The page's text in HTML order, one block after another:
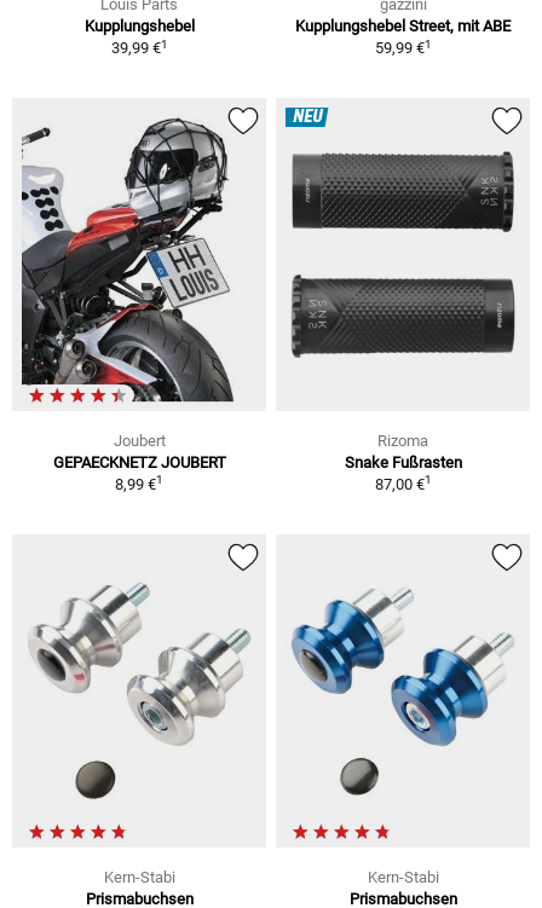
Louis Parts
Kupplungshebel
39,99 €1
gazzini
Kupplungshebel Street, mit ABE
59,99 €1
Joubert
GEPAECKNETZ JOUBERT
8,99 €1
NEU
Rizoma
Snake Fußrasten
87,00 €1
Kern-Stabi
Prismabuchsen
Kern-Stabi
Prismabuchsen